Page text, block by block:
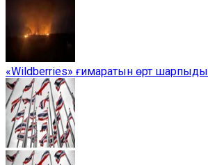
«Wildberries» ғимаратын өрт шарпыды